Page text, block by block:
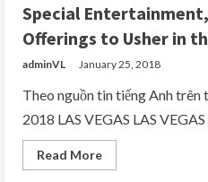
Special
Offerings to Usher in
adminVL January 25, 2018
Theo nguồn tin tiếng Anh
2018 LAS VEGAS LAS
Read MoreRead
more